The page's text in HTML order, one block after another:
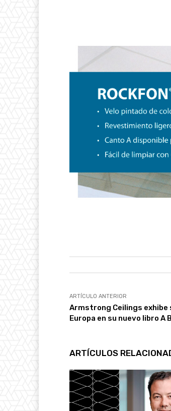
ARTÍCULO ANTERIOR
Armstrong Ceilings exhibe
Europa en su nuevo libro A
ARTÍCULOS